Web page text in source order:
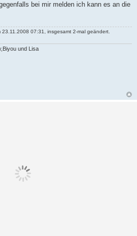
bei mir melden ich kann es an die
23.11.2008 07:31, insgesamt 2-mal geändert.
und Lisa